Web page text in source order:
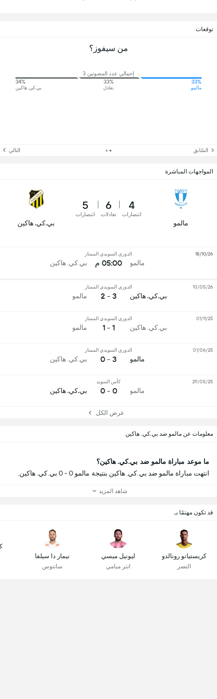
توقعات
من سيفوز؟
إجمالي عدد المصوتين 3
33%
مالمو
33%
تعادل
34%
بي.كي. هاكين
السّابق التالي
المواجهات المباشرة
مالمو
4
انتصارات
6
تعادلات
5
انتصارات
بي.كي. هاكين
مالمو
الدوري السويدي الممتاز
05:00 م بي.كي. هاكين
18/10/26
بي.كي. هاكين
الدوري السويدي الممتاز
3 - 2 مالمو
10/05/26
بي.كي. هاكين
الدوري السويدي الممتاز
1 - 1 مالمو
01/11/25
مالمو
الدوري السويدي الممتاز
3 - 0 بي.كي. هاكين
01/06/25
مالمو
كأس السويد
0 - 0 بي.كي. هاكين
29/05/25
عرض الكل
معلومات عن مالمو ضد بي.كي. هاكين
ما موعد مباراة مالمو ضد بي.كي. هاكين؟
انتهت مباراة مالمو ضد بي.كي. هاكين بنتيجة مالمو 0 - 0 بي.كي. هاكين.
شاهد المزيد
قد تكون مهتمًا بـ
كريستيانو رونالدو
النصر
ليونيل ميسي
انتر ميامي
نيمار دا سيلفا
سانتوس